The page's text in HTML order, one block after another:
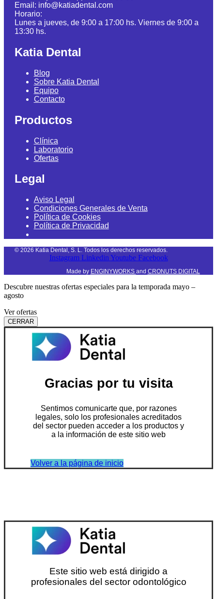
Email: info@katiadental.com
Horario:
Lunes a jueves, de 9:00 a 17:00 hs. Viernes de 9:00 a
13:30 hs.
Katia Dental
Blog
Sobre Katia Dental
Equipo
Contacto
Productos
Clínica
Laboratorio
Ofertas
Legal
Aviso Legal
Condiciones Generales de Venta
Política de Cookies
Política de Privacidad
© 2026 Katia Dental, S. L. Todos los derechos reservados.
Instagram Linkedin Youtube Facebook
Made by ENGINYWORKS and CRONUTS DIGITAL
Descubre nuestras ofertas especiales para la temporada mayo –
agosto
Ver ofertas
CERRAR
Gracias por tu visita
Sentimos comunicarte que, por razones
legales, solo los profesionales acreditados
del sector pueden acceder a los productos y
a la información de este sitio web
Volver a la página de inicio
Este sitio web está dirigido a
profesionales del sector odontológico